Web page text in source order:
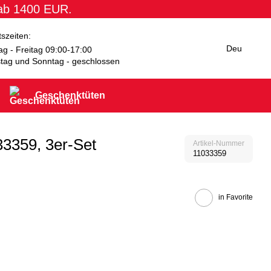
1400 EUR.
- Freitag 09:00-17:00
und Sonntag - geschlossen
Deu
Geschenktüten
3er-Set Artikel-Nummer
11033359
in Favorite